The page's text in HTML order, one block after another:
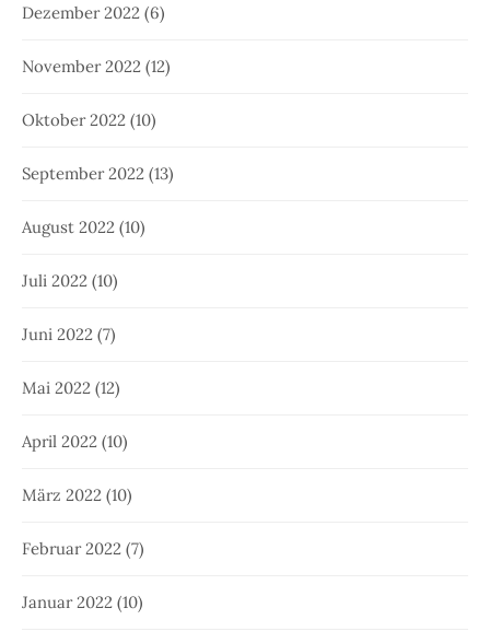
Dezember 2022 (6)
November 2022 (12)
Oktober 2022 (10)
September 2022 (13)
August 2022 (10)
Juli 2022 (10)
Juni 2022 (7)
Mai 2022 (12)
April 2022 (10)
März 2022 (10)
Februar 2022 (7)
Januar 2022 (10)